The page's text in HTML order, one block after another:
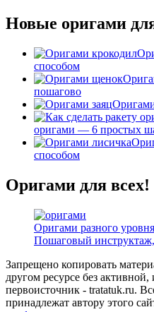
Новые оригами
способом
пошагово
оригами — 6 простых
способом
Оригами для всех!
Оригами разного
Пошаговый
Запрещено копировать
другом ресурсе без
первоисточник - tratatuk.ru.
принадлежат автору этого